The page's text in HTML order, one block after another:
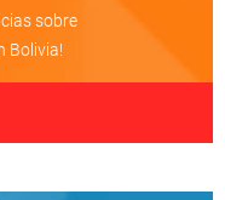
sobre
Bolivia!